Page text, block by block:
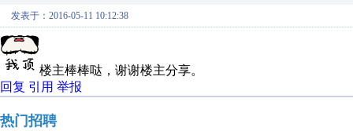
发表于：2016-05-11 10:12:38
楼主棒棒哒，谢谢楼主分享。
回复 引用 举报
热门招聘